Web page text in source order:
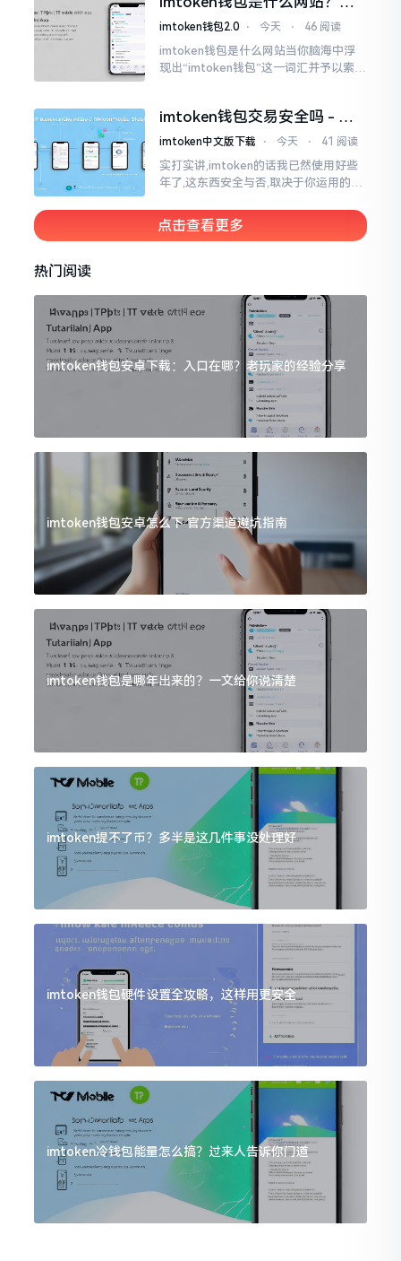
打开钱包查看时
文说清楚这玩意
imtoken钱包2.0 ⋅ 今天 ⋅ 46 阅读
imtoken钱包是什么网站当你脑海中浮
现出“imtoken钱包”这一词汇并予以索求
我也曾短暂错愕
imtoken钱包交易安全吗 - 老
用户的一些心里话
imtoken中文版下载 ⋅ 今天 ⋅ 41 阅读
实打实讲,imtoken的话我已然使用好些
年了,这东西安全与否,取决于你运用的方
所以失败,在于贪图便宜以及偷懒。我目
睹过非常多的人
点击查看更多
热门阅读
imtoken钱包安卓下载：入口在哪？老玩家的经验分享
imtoken钱包安卓怎么下 官方渠道避坑指南
imtoken钱包是哪年出来的？一文给你说清楚
imtoken提不了币？多半是这几件事没处理好
imtoken钱包硬件设置全攻略，这样用更安全
imtoken冷钱包能量怎么搞？过来人告诉你门道